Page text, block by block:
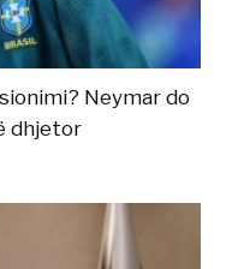
Neymar do
dhjetor